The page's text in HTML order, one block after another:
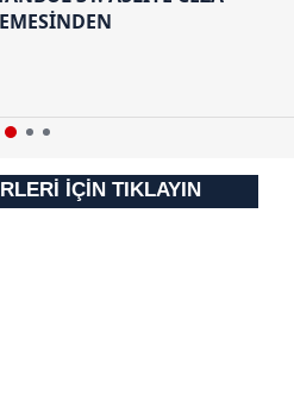
İÇİN TIKLAYIN